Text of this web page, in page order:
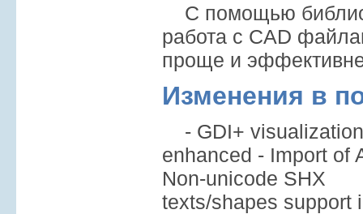
С помощью
работа с CAD
проще и
Изменения в
- GDI+
enhanced - Import of
Non-unicode SHX
texts/shapes support